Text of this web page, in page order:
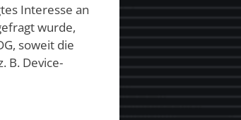
Interesse an
wurde,
soweit die
B. Device-